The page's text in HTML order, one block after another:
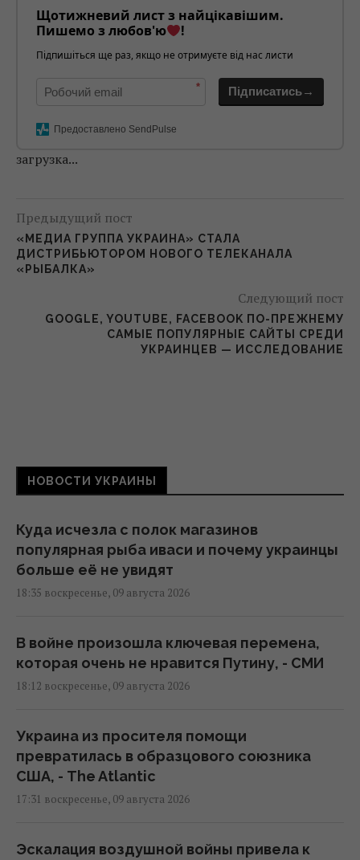
Щотижневий лист з найцікавішим.
Пишемо з любов'ю
!
Підпишіться ще раз, якщо не отримуєте від нас листи
* Підписатись→
Предоставлено SendPulse
загрузка...
Предыдущий пост
«МЕДИА ГРУППА УКРАИНА» СТАЛА
ДИСТРИБЬЮТОРОМ НОВОГО ТЕЛЕКАНАЛА
«РЫБАЛКА»
Следующий пост
GOOGLE, YOUTUBE, FACEBOOK ПО-ПРЕЖНЕМУ
САМЫЕ ПОПУЛЯРНЫЕ САЙТЫ СРЕДИ
УКРАИНЦЕВ — ИССЛЕДОВАНИЕ
НОВОСТИ УКРАИНЫ
Куда исчезла с полок магазинов
популярная рыба иваси и почему украинцы
больше её не увидят
18:35 воскресенье, 09 августа 2026
В войне произошла ключевая перемена,
которая очень не нравится Путину, - СМИ
18:12 воскресенье, 09 августа 2026
Украина из просителя помощи
превратилась в образцового союзника
США, - The Atlantic
17:31 воскресенье, 09 августа 2026
Эскалация воздушной войны привела к